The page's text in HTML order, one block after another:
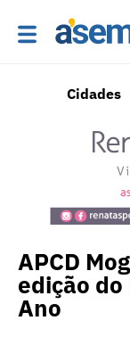
Cidades
APCD
edição
Ano